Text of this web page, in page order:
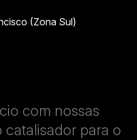
(Zona Sul)
com nossas
catalisador para o